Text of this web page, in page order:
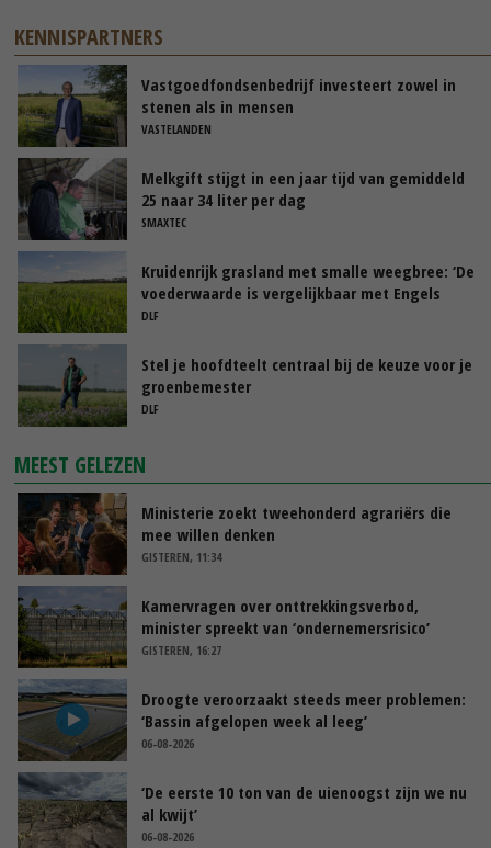
KENNISPARTNERS
Vastgoedfondsenbedrijf investeert zowel in
stenen als in mensen
VASTELANDEN
Melkgift stijgt in een jaar tijd van gemiddeld
25 naar 34 liter per dag
SMAXTEC
Kruidenrijk grasland met smalle weegbree: ‘De
voederwaarde is vergelijkbaar met Engels
raaigras’
DLF
Stel je hoofdteelt centraal bij de keuze voor je
groenbemester
DLF
MEEST GELEZEN
Ministerie zoekt tweehonderd agrariërs die
mee willen denken
GISTEREN, 11:34
Kamervragen over onttrekkingsverbod,
minister spreekt van ‘ondernemersrisico’
GISTEREN, 16:27
Droogte veroorzaakt steeds meer problemen:
‘Bassin afgelopen week al leeg’
06-08-2026
‘De eerste 10 ton van de uienoogst zijn we nu
al kwijt’
06-08-2026